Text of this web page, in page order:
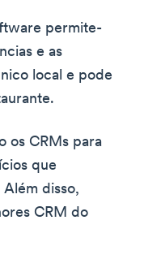
permite-
e as
local e pode
os CRMs para
que
disso,
CRM do